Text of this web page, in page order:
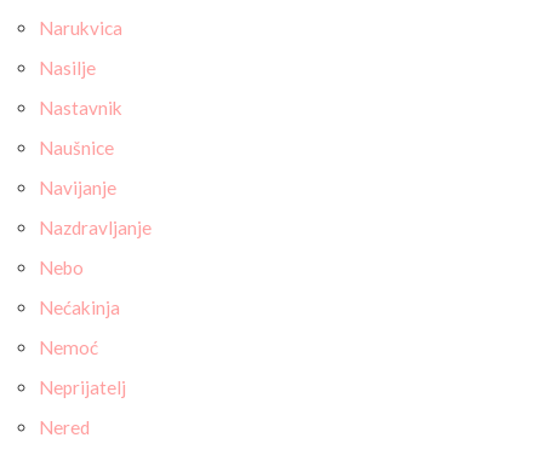
Narukvica
Nasilje
Nastavnik
Naušnice
Navijanje
Nazdravljanje
Nebo
Nećakinja
Nemoć
Neprijatelj
Nered